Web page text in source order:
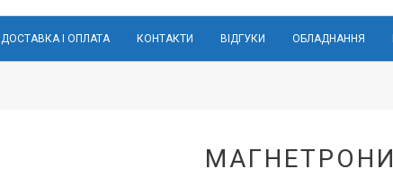
ДОСТАВКА І ОПЛАТА КОНТАКТИ ВІДГУКИ ОБЛАДНАННЯ
МАГНЕТРОНИ